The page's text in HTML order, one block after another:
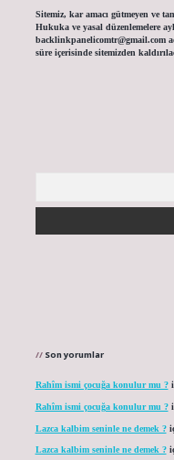
Sitemiz, kar amacı gütmeyen ve
Hukuka ve yasal düzenlemelere
backlinkpanelicomtr@gmail.com
süre içerisinde sitemizden
Son yorumlar
Rahîm ismi çocuğa konulur mu ?
Rahîm ismi çocuğa konulur mu ?
Lazca kalbim seninle ne demek ?
Lazca kalbim seninle ne demek ?